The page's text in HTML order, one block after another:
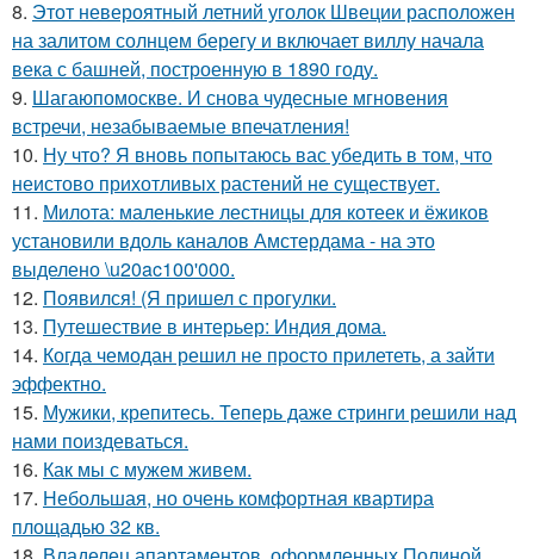
8. Этот невероятный летний уголок Швеции расположен
на залитом солнцем берегу и включает виллу начала
века с башней, построенную в 1890 году.
9. Шагаюпомоскве. И снова чудесные мгновения
встречи, незабываемые впечатления!
10. Ну что? Я вновь попытаюсь вас убедить в том, что
неистово прихотливых растений не существует.
11. Милота: маленькие лестницы для котеек и ёжиков
установили вдоль каналов Амстердама - на это
выделено \u20ac100'000.
12. Появился! (Я пришел с прогулки.
13. Путешествие в интерьер: Индия дома.
14. Когда чемодан решил не просто прилететь, а зайти
эффектно.
15. Мужики, крепитесь. Теперь даже стринги решили над
нами поиздеваться.
16. Как мы с мужем живем.
17. Небольшая, но очень комфортная квартира
площадью 32 кв.